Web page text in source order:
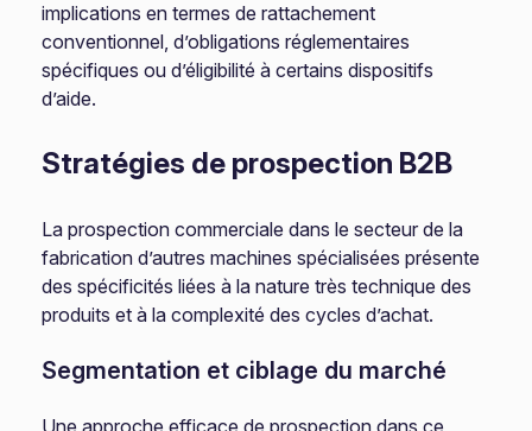
implications en termes de rattachement
conventionnel, d’obligations réglementaires
spécifiques ou d’éligibilité à certains dispositifs
d’aide.
Stratégies de prospection B2B
La prospection commerciale dans le secteur de la
fabrication d’autres machines spécialisées présente
des spécificités liées à la nature très technique des
produits et à la complexité des cycles d’achat.
Segmentation et ciblage du marché
Une approche efficace de prospection dans ce